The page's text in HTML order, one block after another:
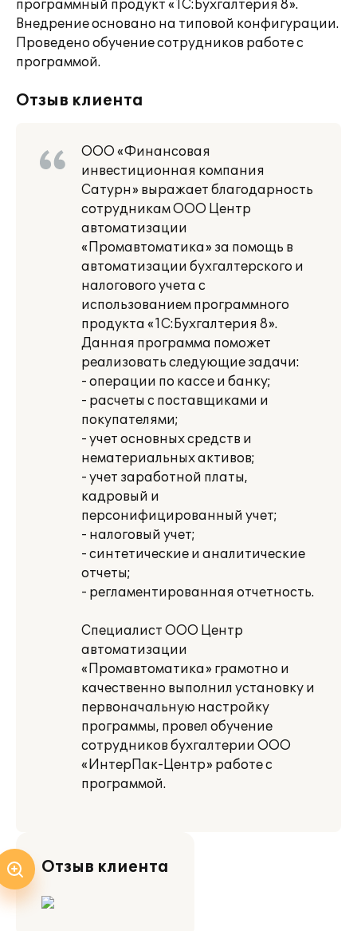
программный продукт «1С:Бухгалтерия 8».
Внедрение основано на типовой конфигурации.
Проведено обучение сотрудников работе с
программой.
Отзыв клиента
ООО «Финансовая
инвестиционная компания
Сатурн» выражает благодарность
сотрудникам ООО Центр
автоматизации
«Промавтоматика» за помощь в
автоматизации бухгалтерского и
налогового учета с
использованием программного
продукта «1С:Бухгалтерия 8».
Данная программа поможет
реализовать следующие задачи:
- операции по кассе и банку;
- расчеты с поставщиками и
покупателями;
- учет основных средств и
нематериальных активов;
- учет заработной платы,
кадровый и
персонифицированный учет;
- налоговый учет;
- синтетические и аналитические
отчеты;
- регламентированная отчетность.
Специалист ООО Центр
автоматизации
«Промавтоматика» грамотно и
качественно выполнил установку и
первоначальную настройку
программы, провел обучение
сотрудников бухгалтерии ООО
«ИнтерПак-Центр» работе с
программой.
Отзыв клиента